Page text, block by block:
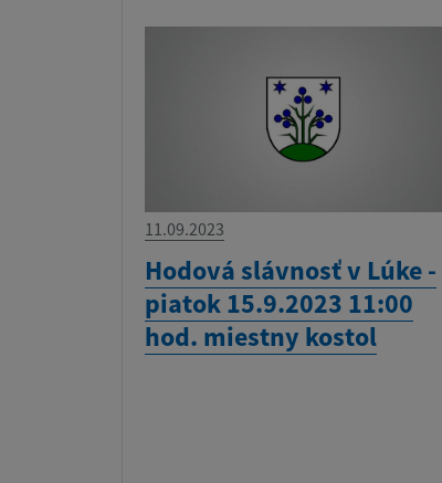
11.09.2023
Hodová slávnosť v Lúke -
piatok 15.9.2023 11:00
hod. miestny kostol